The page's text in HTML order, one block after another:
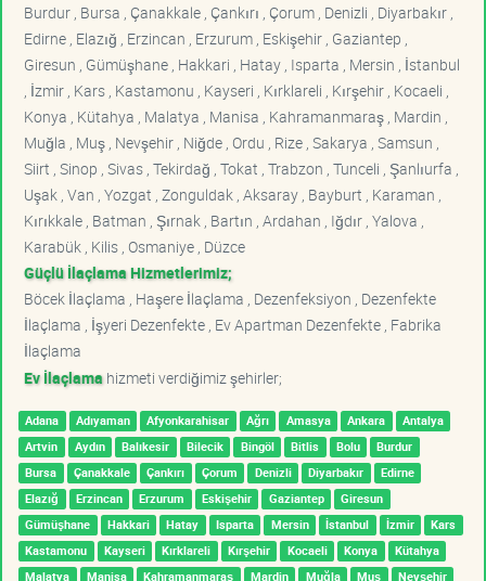
Burdur , Bursa , Çanakkale , Çankırı , Çorum , Denizli , Diyarbakır ,
Edirne , Elazığ , Erzincan , Erzurum , Eskişehir , Gaziantep ,
Giresun , Gümüşhane , Hakkari , Hatay , Isparta , Mersin , İstanbul
, İzmir , Kars , Kastamonu , Kayseri , Kırklareli , Kırşehir , Kocaeli ,
Konya , Kütahya , Malatya , Manisa , Kahramanmaraş , Mardin ,
Muğla , Muş , Nevşehir , Niğde , Ordu , Rize , Sakarya , Samsun ,
Siirt , Sinop , Sivas , Tekirdağ , Tokat , Trabzon , Tunceli , Şanlıurfa ,
Uşak , Van , Yozgat , Zonguldak , Aksaray , Bayburt , Karaman ,
Kırıkkale , Batman , Şırnak , Bartın , Ardahan , Iğdır , Yalova ,
Karabük , Kilis , Osmaniye , Düzce
Güçlü İlaçlama Hizmetlerimiz;
Böcek İlaçlama , Haşere İlaçlama , Dezenfeksiyon , Dezenfekte
İlaçlama , İşyeri Dezenfekte , Ev Apartman Dezenfekte , Fabrika
İlaçlama
Ev İlaçlama hizmeti verdiğimiz şehirler;
Adana Adıyaman Afyonkarahisar Ağrı Amasya Ankara
Antalya
Artvin
Aydın Balıkesir Bilecik Bingöl Bitlis Bolu
Burdur
Bursa
Çanakkale Çankırı Çorum Denizli Diyarbakır
Edirne
Elazığ
Erzincan Erzurum Eskişehir Gaziantep
Giresun
Gümüşhane
Hakkari Hatay Isparta Mersin İstanbul İzmir
Kars
Kastamonu
Kayseri Kırklareli Kırşehir Kocaeli Konya
Kütahya
Malatya
Manisa Kahramanmaraş Mardin Muğla Muş Nevşehir